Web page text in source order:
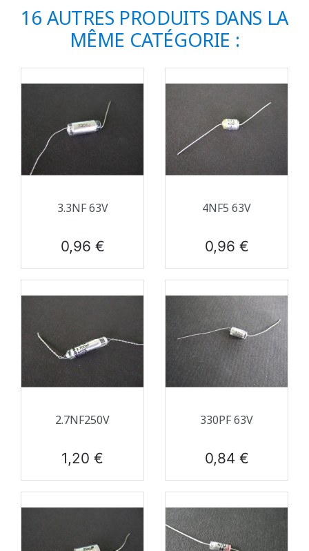
16 AUTRES PRODUITS DANS LA
MÊME CATÉGORIE :
3.3NF 63V
Prix
0,96 €
4NF5 63V
Prix
0,96 €
2.7NF250V
Prix
1,20 €
330PF 63V
Prix
0,84 €